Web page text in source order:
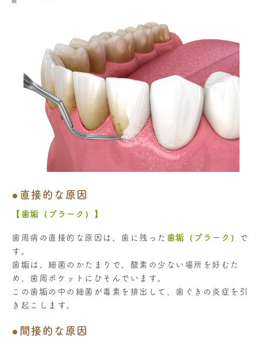
●直接的な原因
【歯垢（プラーク）】
歯周病の直接的な原因は、歯に残った 歯垢（プラーク）
で
す。
歯垢は、細菌のかたまりで、酸素の少ない場所を好むた
め、歯周ポケットにひそんでいます。
この歯垢の中の細菌が毒素を排出して、歯ぐきの炎症を引
き起こします。
●間接的な原因